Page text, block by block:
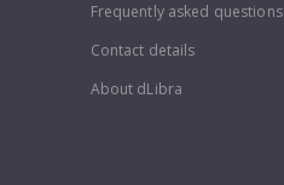
Frequently asked questions
Contact details
About dLibra